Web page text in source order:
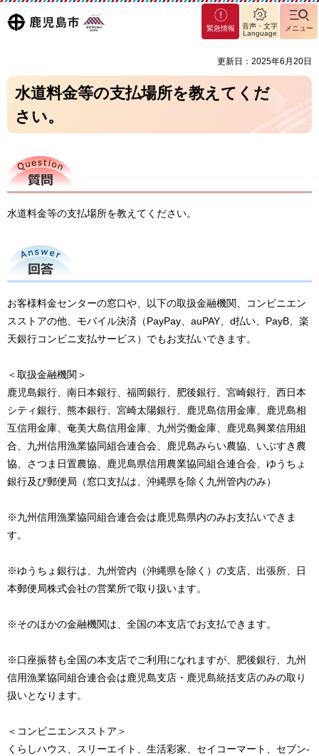
鹿児島
マグ
マシ
緊急情報
音声・文字
Language
メニュー
更新日：2025年6月20日
水道料金等の支払場所を教えてくだ
さい。
質問
水道料金等の支払場所を教えてください。
回答
お客様料金センターの窓口や、以下の取扱金融機関、コンビニエン
スストアの他、モバイル決済（PayPay、auPAY、d払い、PayB、楽
天銀行コンビニ支払サービス）でもお支払いできます。
＜取扱金融機関＞
鹿児島銀行、南日本銀行、福岡銀行、肥後銀行、宮崎銀行、西日本
シティ銀行、熊本銀行、宮崎太陽銀行、鹿児島信用金庫、鹿児島相
互信用金庫、奄美大島信用金庫、九州労働金庫、鹿児島興業信用組
合、九州信用漁業協同組合連合会、鹿児島みらい農協、いぶすき農
協、さつま日置農協、鹿児島県信用農業協同組合連合会、ゆうちょ
銀行及び郵便局（窓口支払は、沖縄県を除く九州管内のみ）
※九州信用漁業協同組合連合会は鹿児島県内のみお支払いできま
す。
※ゆうちょ銀行は、九州管内（沖縄県を除く）の支店、出張所、日
本郵便局株式会社の営業所で取り扱います。
※そのほかの金融機関は、全国の本支店でお支払できます。
※口座振替も全国の本支店でご利用になれますが、肥後銀行、九州
信用漁業協同組合連合会は鹿児島支店・鹿児島統括支店のみの取り
扱いとなります。
＜コンビニエンスストア＞
くらしハウス、スリーエイト、生活彩家、セイコーマート、セブン-